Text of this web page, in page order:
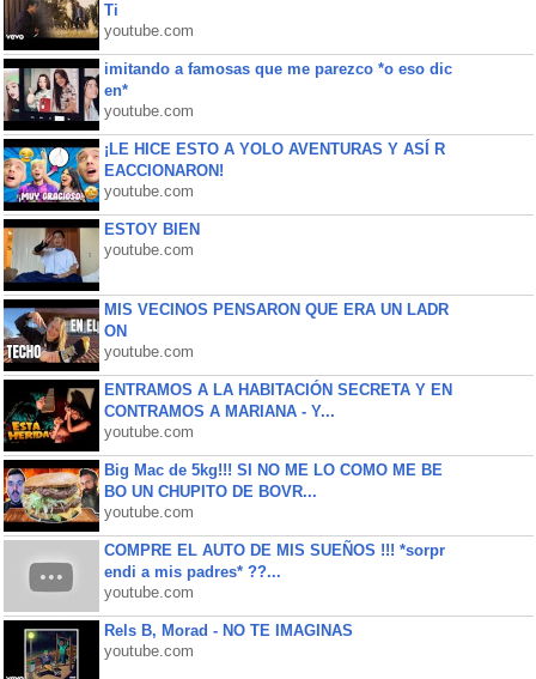
Ti
youtube.com
imitando a famosas que me parezco *o eso dic
en*
youtube.com
¡LE HICE ESTO A YOLO AVENTURAS Y ASÍ R
EACCIONARON!
youtube.com
ESTOY BIEN
youtube.com
MIS VECINOS PENSARON QUE ERA UN LADR
ON
youtube.com
ENTRAMOS A LA HABITACIÓN SECRETA Y EN
CONTRAMOS A MARIANA - Y...
youtube.com
Big Mac de 5kg!!! SI NO ME LO COMO ME BE
BO UN CHUPITO DE BOVR...
youtube.com
COMPRE EL AUTO DE MIS SUEÑOS !!! *sorpr
endi a mis padres* ??...
youtube.com
Rels B, Morad - NO TE IMAGINAS
youtube.com